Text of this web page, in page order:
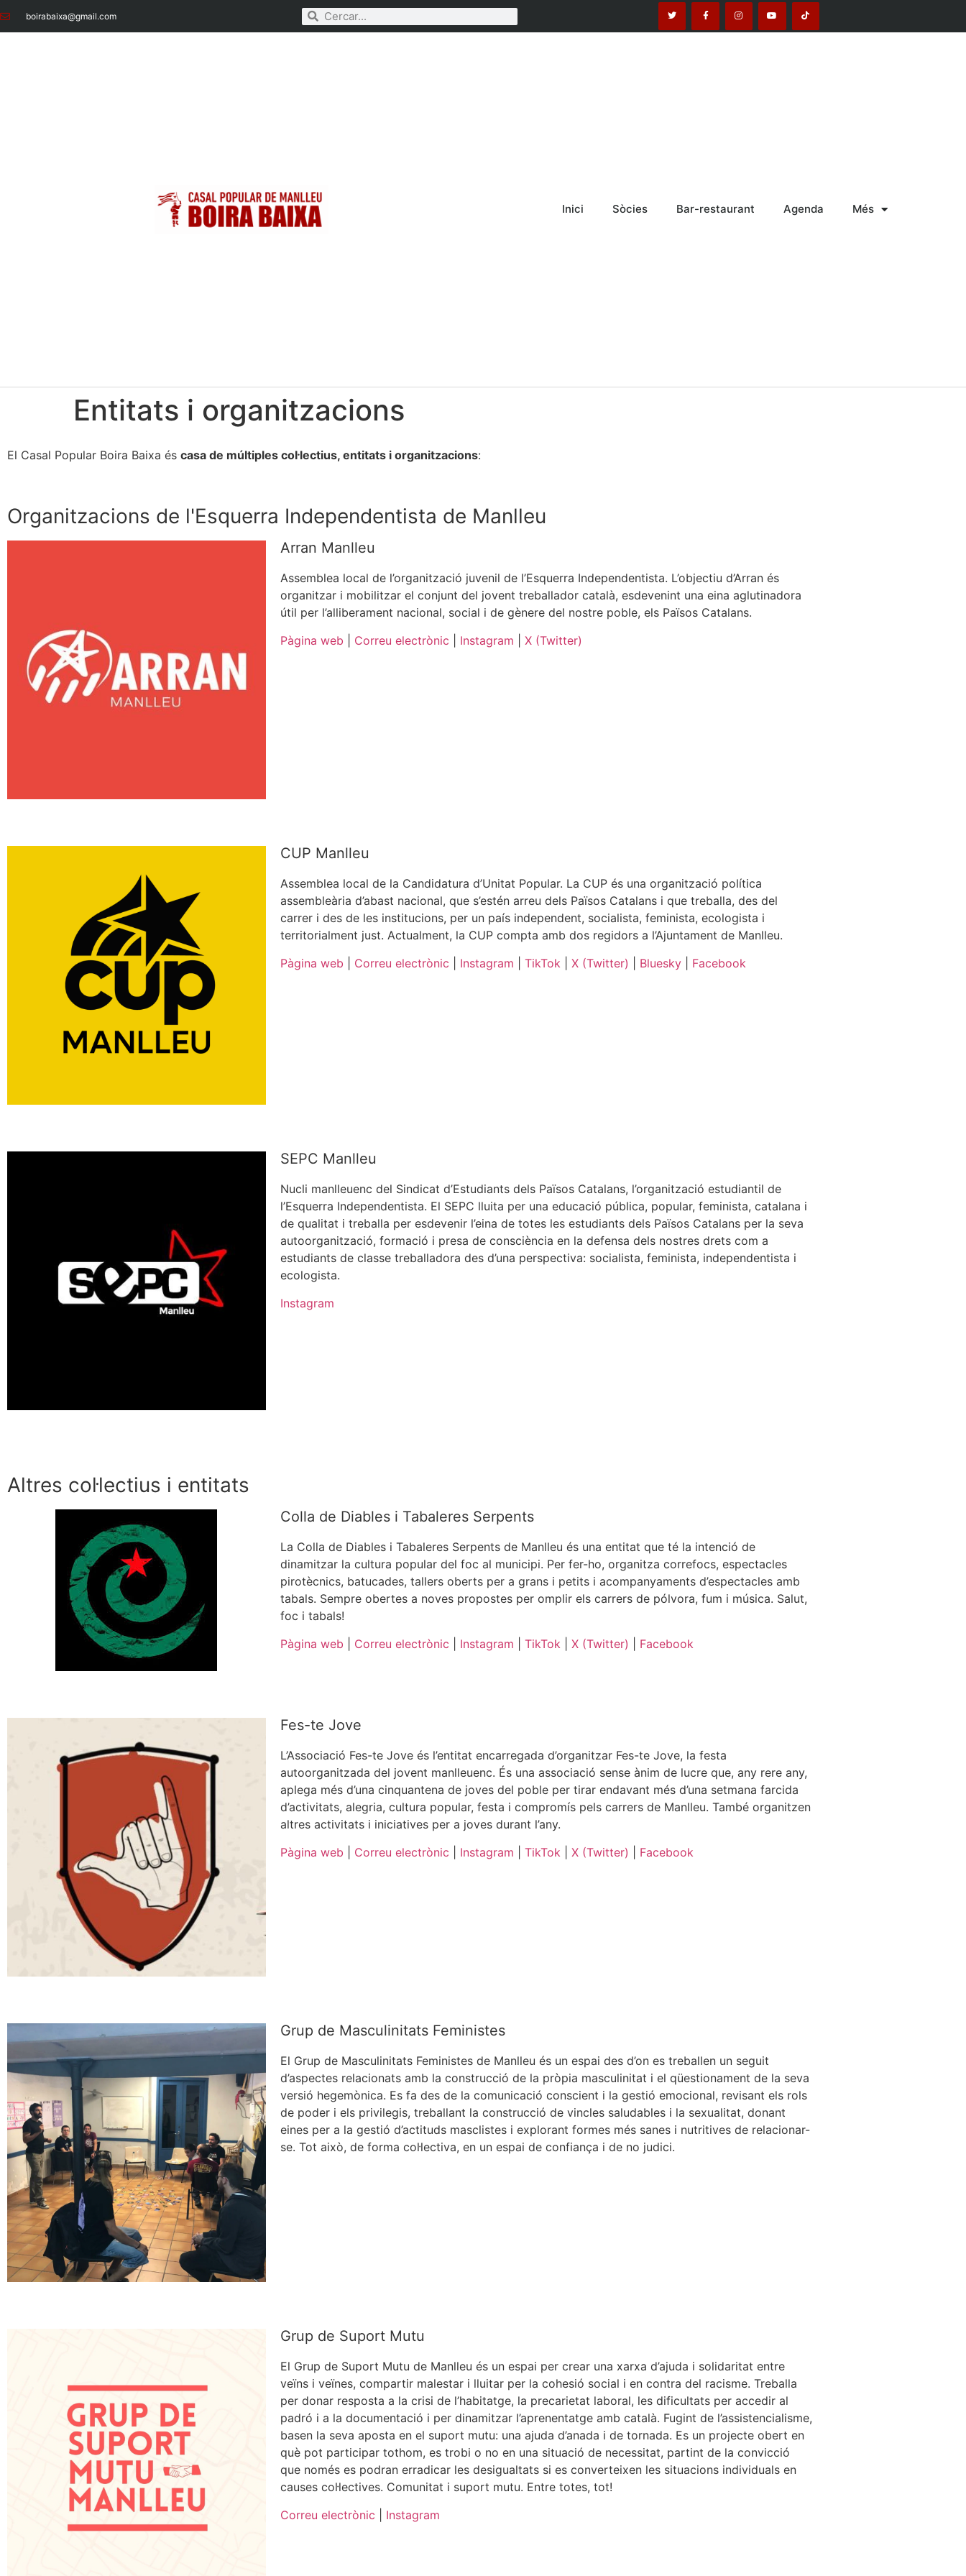
boirabaixa@gmail.com
Inici Sòcies Bar-restaurant Agenda Més
Entitats i organitzacions
El Casal Popular Boira Baixa és casa de múltiples col·lectius, entitats i organitzacions:
Organitzacions de l'Esquerra Independentista de Manlleu
Arran Manlleu
Assemblea local de l’organització juvenil de l’Esquerra Independentista. L’objectiu d’Arran és
organitzar i mobilitzar el conjunt del jovent treballador català, esdevenint una eina aglutinadora
útil per l’alliberament nacional, social i de gènere del nostre poble, els Països Catalans.
Pàgina web
Correu electrònic Instagram X (Twitter)
CUP Manlleu
Assemblea local de la Candidatura d’Unitat Popular. La CUP és una organització política
assembleària d’abast nacional, que s’estén arreu dels Països Catalans i que treballa, des del
carrer i des de les institucions, per un país independent, socialista, feminista, ecologista i
territorialment just. Actualment, la CUP compta amb dos regidors a l’Ajuntament de Manlleu.
Pàgina web
Correu electrònic Instagram TikTok X (Twitter) Bluesky| Facebook
SEPC Manlleu
Nucli manlleuenc del Sindicat d’Estudiants dels Països Catalans, l’organització estudiantil de
l’Esquerra Independentista. El SEPC lluita per una educació pública, popular, feminista, catalana i
de qualitat i treballa per esdevenir l’eina de totes les estudiants dels Països Catalans per la seva
autoorganització, formació i presa de consciència en la defensa dels nostres drets com a
estudiants de classe treballadora des d’una perspectiva: socialista, feminista, independentista i
ecologista.
Instagram
Altres col·lectius i entitats
Colla de Diables i Tabaleres Serpents
La Colla de Diables i Tabaleres Serpents de Manlleu és una entitat que té la intenció de
dinamitzar la cultura popular del foc al municipi. Per fer-ho, organitza correfocs, espectacles
pirotècnics, batucades, tallers oberts per a grans i petits i acompanyaments d’espectacles amb
tabals. Sempre obertes a noves propostes per omplir els carrers de pólvora, fum i música. Salut,
foc i tabals!
Pàgina web
Correu electrònic Instagram TikTok X (Twitter) Facebook
Fes-te Jove
L’Associació Fes-te Jove és l’entitat encarregada d’organitzar Fes-te Jove, la festa
autoorganitzada del jovent manlleuenc. És una associació sense ànim de lucre que, any rere any,
aplega més d’una cinquantena de joves del poble per tirar endavant més d’una setmana farcida
d’activitats, alegria, cultura popular, festa i compromís pels carrers de Manlleu. També organitzen
altres activitats i iniciatives per a joves durant l’any.
Pàgina web
Correu electrònic Instagram TikTok X (Twitter) Facebook
Grup de Masculinitats Feministes
El Grup de Masculinitats Feministes de Manlleu és un espai des d’on es treballen un seguit
d’aspectes relacionats amb la construcció de la pròpia masculinitat i el qüestionament de la seva
versió hegemònica. Es fa des de la comunicació conscient i la gestió emocional, revisant els rols
de poder i els privilegis, treballant la construcció de vincles saludables i la sexualitat, donant
eines per a la gestió d’actituds masclistes i explorant formes més sanes i nutritives de relacionar-
se. Tot això, de forma col·lectiva, en un espai de confiança i de no judici.
Grup de Suport Mutu
El Grup de Suport Mutu de Manlleu és un espai per crear una xarxa d’ajuda i solidaritat entre
veïns i veïnes, compartir malestar i lluitar per la cohesió social i en contra del racisme. Treballa
per donar resposta a la crisi de l’habitatge, la precarietat laboral, les dificultats per accedir al
padró i a la documentació i per dinamitzar l’aprenentatge amb català. Fugint de l’assistencialisme,
basen la seva aposta en el suport mutu: una ajuda d’anada i de tornada. Es un projecte obert en
què pot participar tothom, es trobi o no en una situació de necessitat, partint de la convicció
que només es podran erradicar les desigualtats si es converteixen les situacions individuals en
causes col·lectives. Comunitat i suport mutu. Entre totes, tot!
Correu electrònic
Instagram